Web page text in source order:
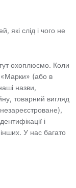
які слід і чого не
охоплюємо. Коли
«Марки» (або в
назви,
товарний вигляд
і
інших. У нас багато